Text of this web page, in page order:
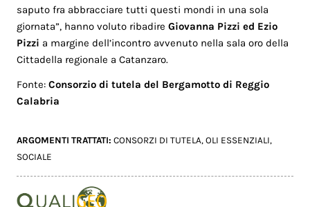
saputo fra abbracciare tutti questi mondi in una sola
giornata”, hanno voluto ribadireGiovanna Pizzi ed Ezio
Pizzi a margine dell’incontro avvenuto nella sala oro della
Cittadella regionale a Catanzaro.
Fonte:Consorzio di tutela del Bergamotto di Reggio
Calabria
ARGOMENTI TRATTATI:CONSORZI DI TUTELA,OLI ESSENZIALI,
SOCIALE